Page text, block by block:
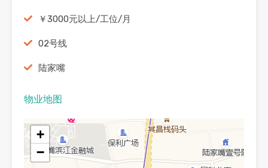
￥3000元以上/工位/月
02号线
陆家嘴
物业地图
+
−